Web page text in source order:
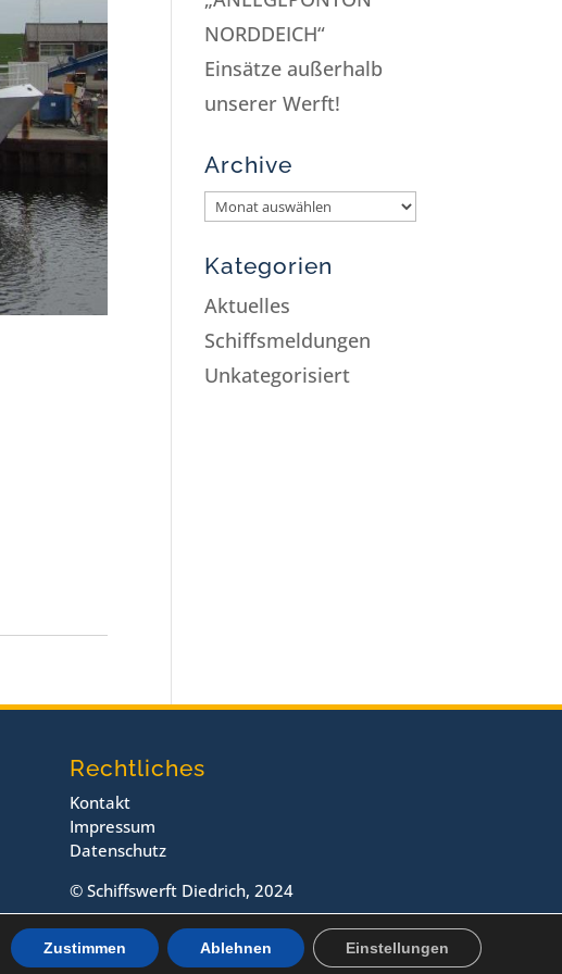
NORDDEICH“
Einsätze außerhalb
unserer Werft!
Archive
Kategorien
Aktuelles
Schiffsmeldungen
Unkategorisiert
Rechtliches
Kontakt
Impressum
Datenschutz
© Schiffswerft Diedrich, 2024
Zustimmen Ablehnen Einstellungen